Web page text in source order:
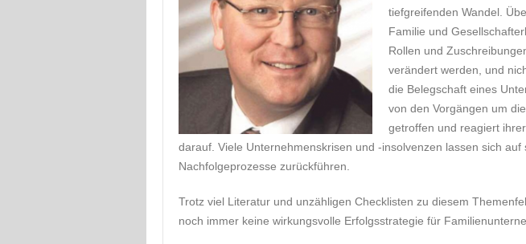
tiefgreifenden Wandel.
Familie und
Rollen und
verändert werden, und
die Belegschaft eines
von den Vorgängen um
getroffen und reagiert
darauf. Viele Unternehmenskrisen und -insolvenzen lassen sich auf
Nachfolgeprozesse zurückführen.
Trotz viel Literatur und unzähligen Checklisten zu diesem
noch immer keine wirkungsvolle Erfolgsstrategie für